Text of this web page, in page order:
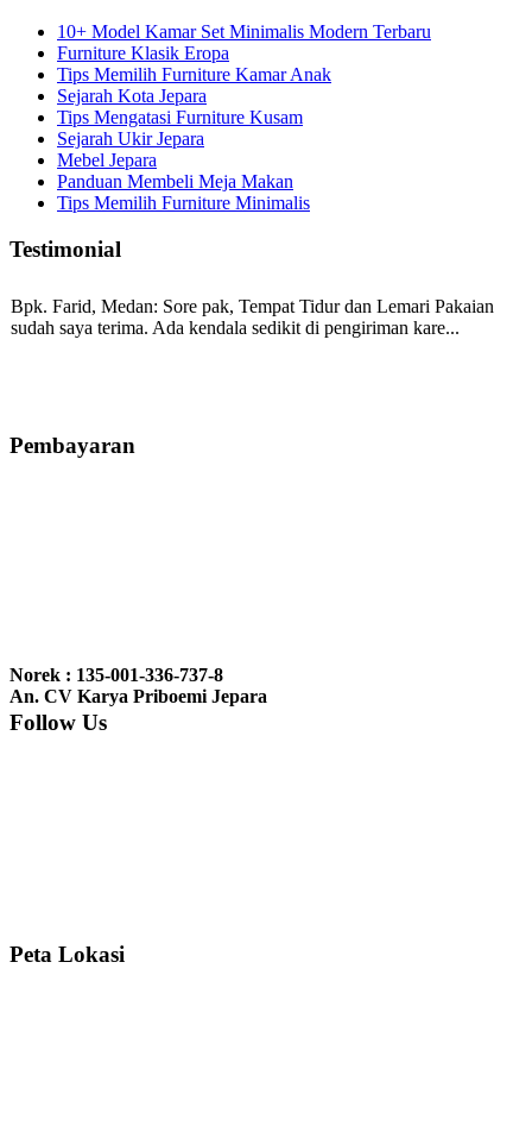
10+ Model Kamar Set Minimalis Modern Terbaru
Furniture Klasik Eropa
Tips Memilih Furniture Kamar Anak
Sejarah Kota Jepara
Tips Mengatasi Furniture Kusam
Sejarah Ukir Jepara
Mebel Jepara
Panduan Membeli Meja Makan
Tips Memilih Furniture Minimalis
Testimonial
Bpk. Farid, Medan: Sore pak, Tempat Tidur dan Lemari Pakaian
sudah saya terima. Ada kendala sedikit di pengiriman kare...
bale2 dan kursi teras saya sudah saya terima dan p...
nyesel deh beli geby...
Pembayaran
Norek : 135-001-336-737-8
An. CV Karya Priboemi Jepara
Follow Us
Peta Lokasi